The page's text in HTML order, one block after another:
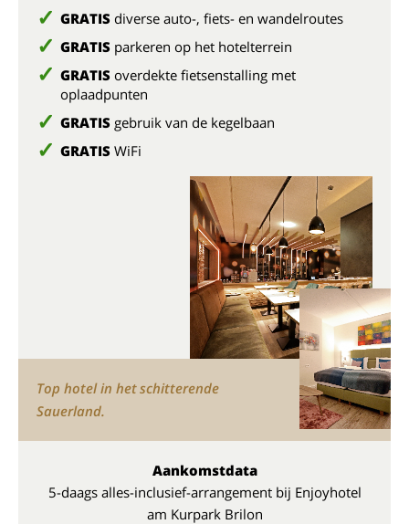
GRATIS diverse auto-, fiets- en wandelroutes
GRATIS parkeren op het hotelterrein
GRATIS overdekte fietsenstalling met
oplaadpunten
GRATIS gebruik van de kegelbaan
GRATIS WiFi
Top hotel in het schitterende
Sauerland.
Aankomstdata
5-daags alles-inclusief-arrangement bij Enjoyhotel
am Kurpark Brilon